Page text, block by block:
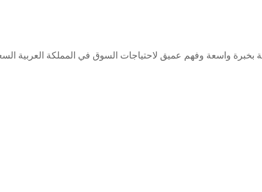
واسعة وفهم عميق لاحتياجات السوق في المملكة العربية